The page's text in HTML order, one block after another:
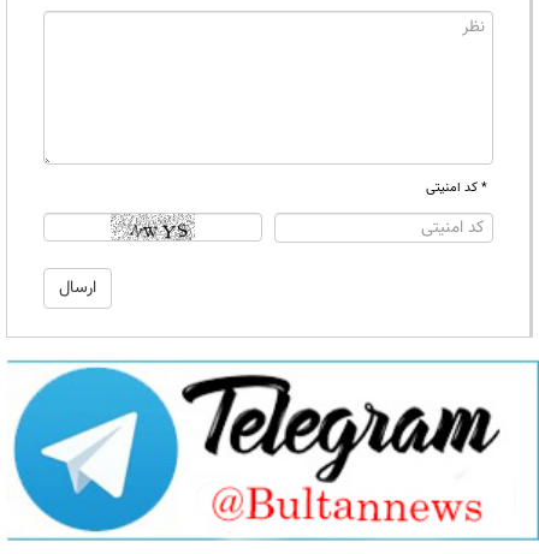
* کد امنیتی